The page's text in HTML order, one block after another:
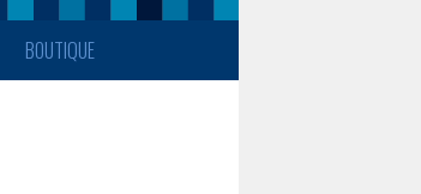
BOUTIQUE